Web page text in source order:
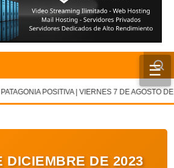
☰
CULTURA
PATAGONIA POSITIVA | VIERNES 7 DE AGOSTO DE
DICIEMBRE DE 2023